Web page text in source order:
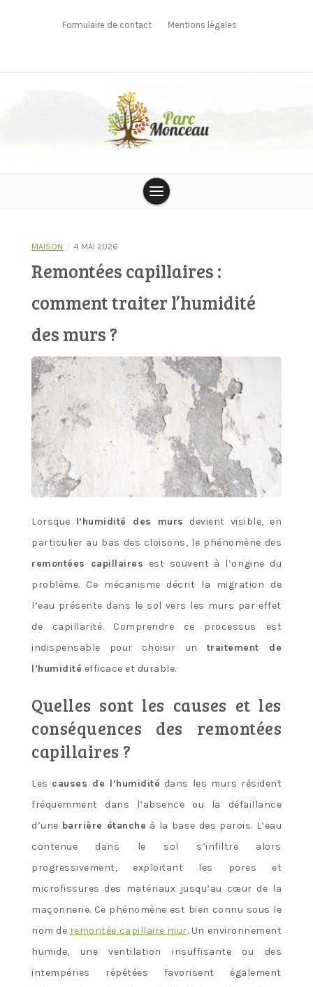
Formulaire de contact Mentions légales
MAISON / 4 MAI 2026
Remontées capillaires :
comment traiter l’humidité
des murs ?
Lorsque l’humidité des murs
devient visible, en
particulier au bas des cloisons, le phénomène des
remontées capillaires est souvent à l’origine du
problème. Ce mécanisme décrit la migration de
l’eau présente dans le sol vers les murs par effet
de capillarité. Comprendre ce processus est
indispensable pour choisir un traitement de
l’humidité efficace et durable.
Quelles sont les causes et les
conséquences des remontées
capillaires ?
Les causes de l’humidité dans les murs résident
fréquemment dans l’absence ou la défaillance
d’une barrière étanche à la base des parois. L’eau
contenue dans le sol s’infiltre alors
progressivement, exploitant les pores et
microfissures des matériaux jusqu’au cœur de la
maçonnerie. Ce phénomène est bien connu sous le
nom de remontée capillaire mur. Un environnement
humide, une ventilation insuffisante ou des
intempéries répétées favorisent également